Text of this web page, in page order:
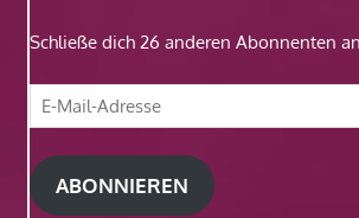
Schließe dich 26 anderen Abonnenten an
E-
Mail-
Adresse
ABONNIEREN